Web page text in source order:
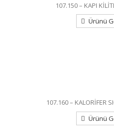
107.150 – KAPI
Ürünü
107.160 – KALORİFER
Ürünü